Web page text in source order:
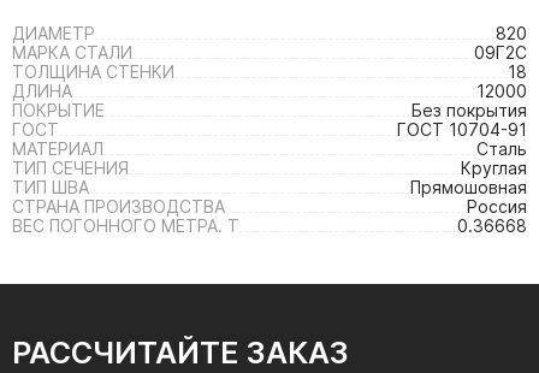
ДИАМЕТР
820
МАРКА СТАЛИ
09Г2С
ТОЛЩИНА СТЕНКИ
18
ДЛИНА
12000
ПОКРЫТИЕ
Без покрытия
ГОСТ
ГОСТ 10704-91
МАТЕРИАЛ
Сталь
ТИП СЕЧЕНИЯ
Круглая
ТИП ШВА
Прямошовная
СТРАНА ПРОИЗВОДСТВА
Россия
ВЕС ПОГОННОГО МЕТРА. Т
0.36668
РАССЧИТАЙТЕ ЗАКАЗ